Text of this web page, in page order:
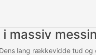
massiv
lang rækkevidde tud